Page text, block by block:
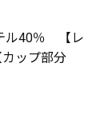
ル40％ 【レ
ップ部分